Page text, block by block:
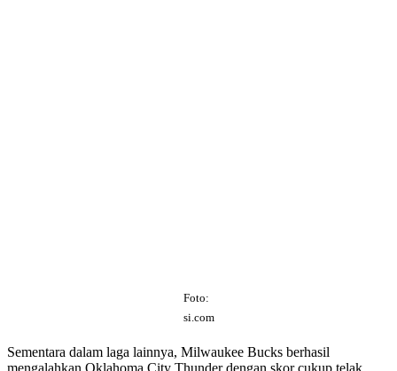
Foto:
si.com
Sementara dalam laga lainnya, Milwaukee Bucks berhasil